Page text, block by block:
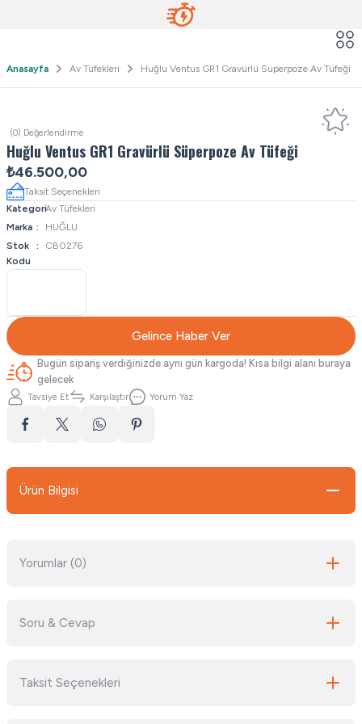
Anasayfa Av Tüfekleri Huğlu Ventus GR1 Gravürlü Süperpoze Av Tüfeği
(0) Değerlendirme
Huğlu Ventus GR1 Gravürlü Süperpoze Av Tüfeği
₺46.500,00
Taksit Seçenekleri
KategoriAv Tüfekleri
Marka
HUĞLU
Stok
Kodu
CB0276
Gelince Haber Ver
Bugün sipariş verdiğinizde aynı gün kargoda! Kısa bilgi alanı buraya
gelecek
Tavsiye Et Karşılaştır Yorum Yaz
Ürün Bilgisi
Yorumlar (0)
Soru & Cevap
Taksit Seçenekleri